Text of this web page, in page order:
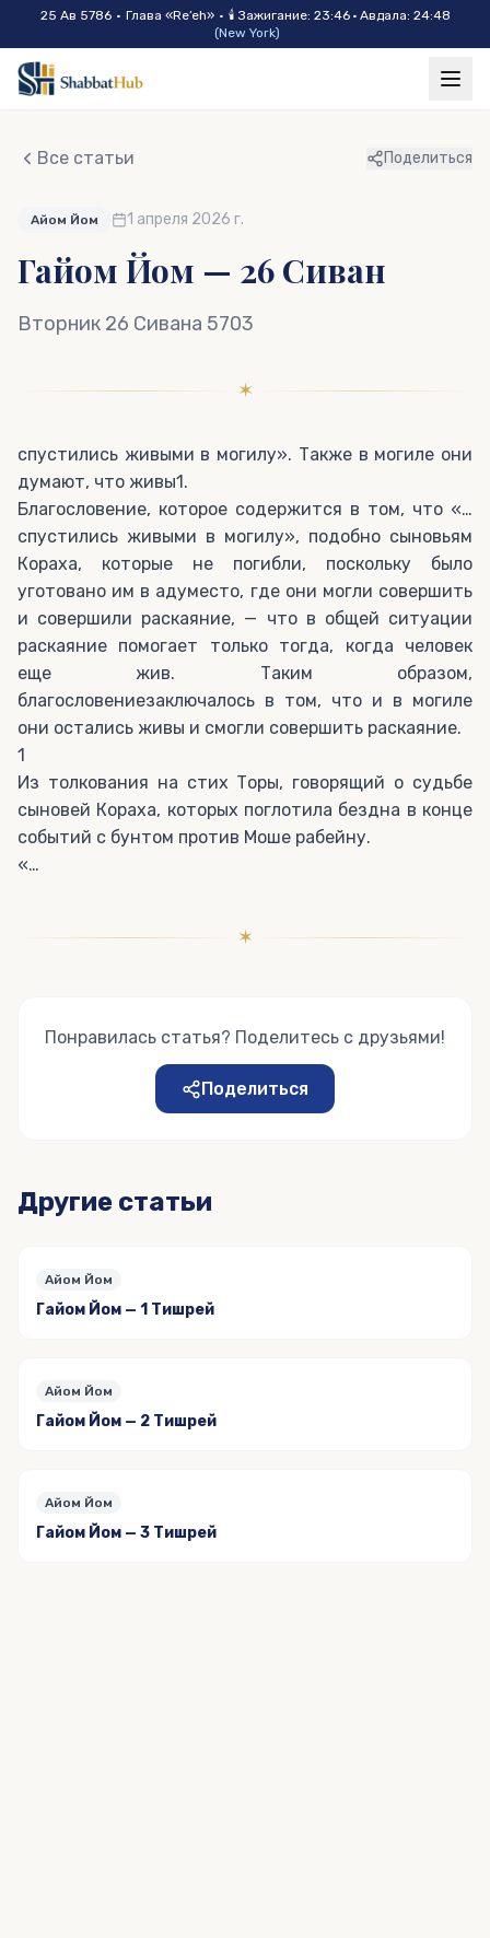
Skip to main content
25 Ав 5786 • Глава «Re’eh» • 🕯 Зажигание: 23:46 · Авдала: 24:48
(New York)
Все статьи Поделиться
Айом Йом 1 апреля 2026 г.
Гайом Йом — 26 Сиван
Вторник 26 Сивана 5703
✶
спустились живыми в могилу». Также в могиле они
думают, что живы1.
Благословение, которое содержится в том, что «…
спустились живыми в могилу», подобно сыновьям
Кораха, которые не погибли, поскольку было
уготовано им в адуместо, где они могли совершить
и совершили раскаяние, — что в общей ситуации
раскаяние помогает только тогда, когда человек
еще жив. Таким образом,
благословениезаключалось в том, что и в могиле
они остались живы и смогли совершить раскаяние.
1
Из толкования на стих Торы, говорящий о судьбе
сыновей Кораха, которых поглотила бездна в конце
событий с бунтом против Моше рабейну.
«…
✶
Понравилась статья? Поделитесь с друзьями!
Поделиться
Другие статьи
Айом Йом
Гайом Йом — 1 Тишрей
Айом Йом
Гайом Йом — 2 Тишрей
Айом Йом
Гайом Йом — 3 Тишрей